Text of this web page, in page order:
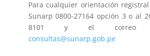
Para cualquier orientación
Sunarp 0800-27164 opción 3 o al
8101 y el correo
consultas@sunarp.gob.pe